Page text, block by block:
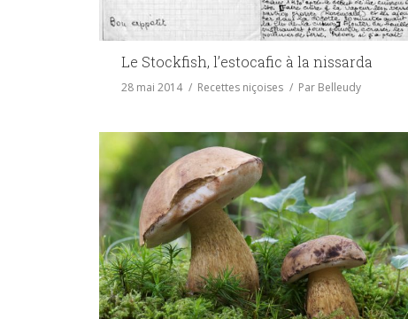
Le Stockfish, l’estocafic à la nissarda
28 mai 2014 Recettes niçoises Par Belleudy